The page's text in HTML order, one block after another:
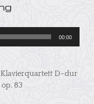
00:00
Klavierquartett D–dur
83